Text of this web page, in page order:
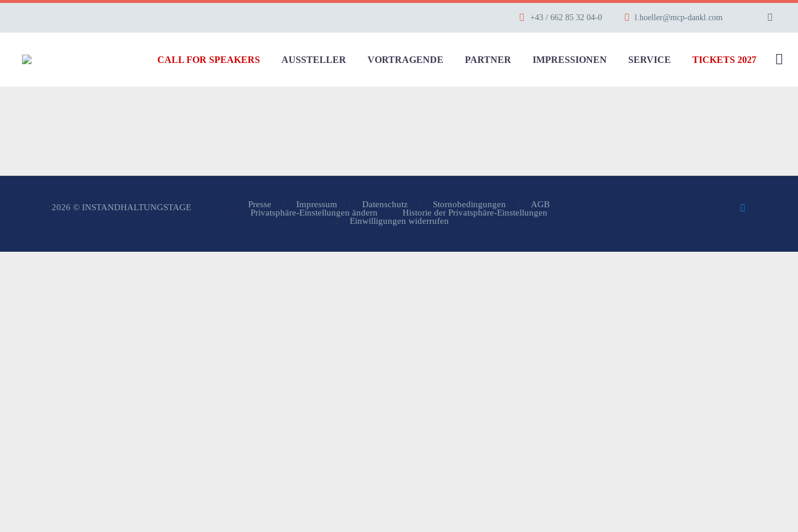
+43 / 662 85 32 04-0 l.hoeller@mcp-dankl.com
CALL FOR SPEAKERS AUSSTELLER VORTRAGENDE PARTNER IMPRESSIONEN SERVICE TICKETS 2027
Presse Impressum Datenschutz Stornobedingungen
AGB
Privatsphäre-Einstellungen ändern
Historie der Privatsphäre-Einstellungen
Einwilligungen widerrufen
2026 © INSTANDHALTUNGSTAGE